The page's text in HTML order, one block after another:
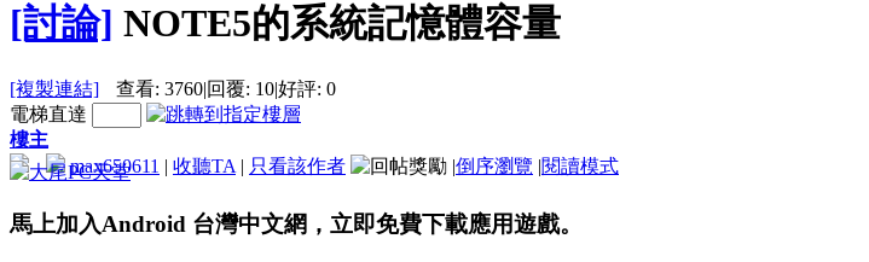
[討論] NOTE5的系統記憶體容量
[複製連結] 查看: 3760|回覆: 10|好評: 0
電梯直達
樓主
max650611 | 收聽TA | 只看該作者 |倒序瀏覽 |閱讀模式
馬上加入Android 台灣中文網，立即免費下載應用遊戲。